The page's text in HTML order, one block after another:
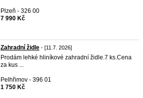
Plzeň - 326 00
7 990 Kč
Zahradní židle - [11.7. 2026]
Prodám lehké hliníkové zahradní židle.7 ks.Cena
za kus ...
Pelhřimov - 396 01
1 750 Kč